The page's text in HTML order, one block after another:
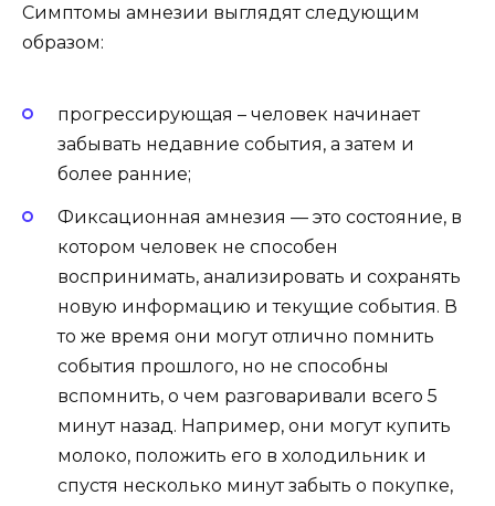
Симптомы амнезии выглядят следующим
образом:
прогрессирующая – человек начинает
забывать недавние события, а затем и
более ранние;
Фиксационная амнезия — это состояние, в
котором человек не способен
воспринимать, анализировать и сохранять
новую информацию и текущие события. В
то же время они могут отлично помнить
события прошлого, но не способны
вспомнить, о чем разговаривали всего 5
минут назад. Например, они могут купить
молоко, положить его в холодильник и
спустя несколько минут забыть о покупке,